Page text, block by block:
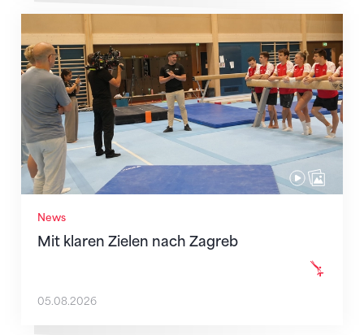
News
Mit klaren Zielen nach Zagreb
Mit klaren Zielen nach Zagreb
05.08.2026